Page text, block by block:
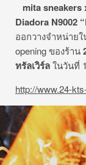
mita
Diadora N9002
ออกวางจำหน่าย
opening ของร้าน
ทรัลเวิร์ลในวันที่
http://www.24-